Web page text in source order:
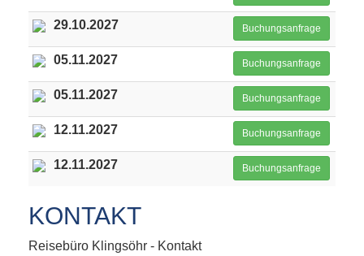
29.10.2027 Buchungsanfrage
05.11.2027 Buchungsanfrage
05.11.2027 Buchungsanfrage
12.11.2027 Buchungsanfrage
12.11.2027 Buchungsanfrage
KONTAKT
Reisebüro Klingsöhr - Kontakt